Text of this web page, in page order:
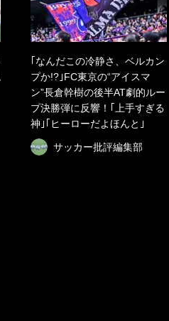
｢なんだこの冷静さ、ベルカン
プか!?｣FC東京の“アイスマ
ン”長倉幹樹の後半AT劇的ルー
プ決勝弾に反響！｢上手すぎる
神｣｢ヒーローだよほんと｣
サッカー批評編集部